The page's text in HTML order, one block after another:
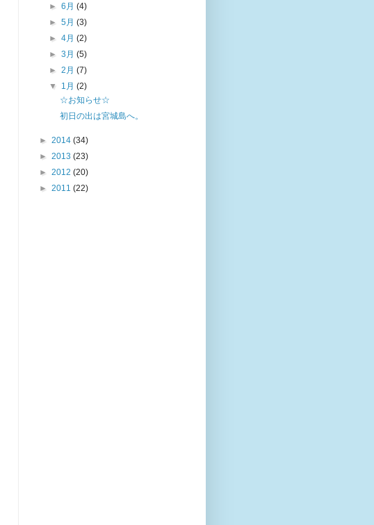
►6月(4)
►5月(3)
►4月(2)
►3月(5)
►2月(7)
▼ 1月(2)
☆お知らせ☆
初日の出は宮城島へ。
► 2014 (34)
► 2013 (23)
► 2012 (20)
► 2011 (22)